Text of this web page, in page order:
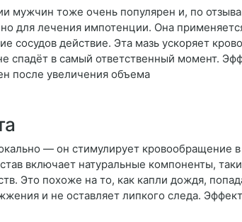
мужчин тоже очень популярен и, по
для лечения импотенции. Она
сосудов действие. Эта мазь ускоряет
спадёт в самый ответственный момент.
после увеличения объема
— он стимулирует кровообращение
включает натуральные компоненты,
Это похоже на то, как капли дождя,
и не оставляет липкого следа.